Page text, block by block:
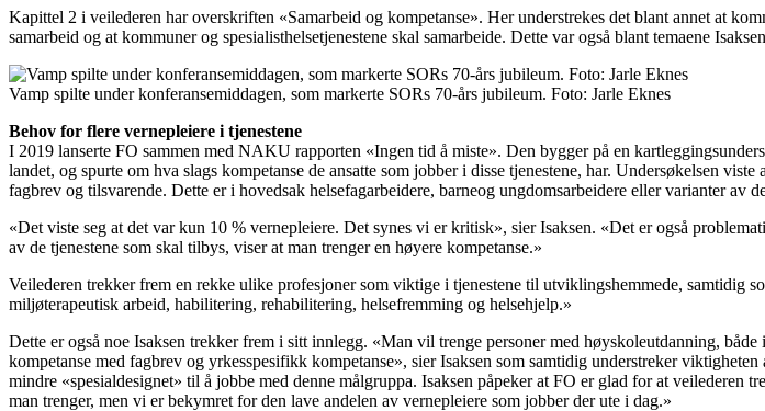
Kapittel 2 i veilederen har overskriften «Samarbeid og kompetanse». Her understrekes det blant annet at
samarbeid og at kommuner og spesialisthelsetjenestene skal samarbeide. Dette var også blant temaene
Vamp spilte under konferansemiddagen, som markerte SORs 70-års jubileum. Foto: Jarle Eknes
Behov for flere vernepleiere i tjenestene
I 2019 lanserte FO sammen med NAKU rapporten «Ingen tid å miste». Den bygger på en
landet, og spurte om hva slags kompetanse de ansatte som jobber i disse tjenestene, har. Undersøkelsen
fagbrev og tilsvarende. Dette er i hovedsak helsefagarbeidere, barneog ungdomsarbeidere eller varianter av
«Det viste seg at det var kun 10 % vernepleiere. Det synes vi er kritisk», sier Isaksen. «Det er også
av de tjenestene som skal tilbys, viser at man trenger en høyere kompetanse.»
Veilederen trekker frem en rekke ulike profesjoner som viktige i tjenestene til utviklingshemmede, samtidig
miljøterapeutisk arbeid, habilitering, rehabilitering, helsefremming og helsehjelp.»
Dette er også noe Isaksen trekker frem i sitt innlegg. «Man vil trenge personer med høyskoleutdanning,
kompetanse med fagbrev og yrkesspesifikk kompetanse», sier Isaksen som samtidig understreker
mindre «spesialdesignet» til å jobbe med denne målgruppa. Isaksen påpeker at FO er glad for at
man trenger, men vi er bekymret for den lave andelen av vernepleiere som jobber der ute i dag.»